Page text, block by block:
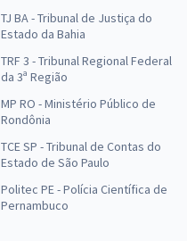
TJ BA - Tribunal de Justiça do
Estado da Bahia
TRF 3 - Tribunal Regional Federal
da 3ª Região
MP RO - Ministério Público de
Rondônia
TCE SP - Tribunal de Contas do
Estado de São Paulo
Politec PE - Polícia Científica de
Pernambuco